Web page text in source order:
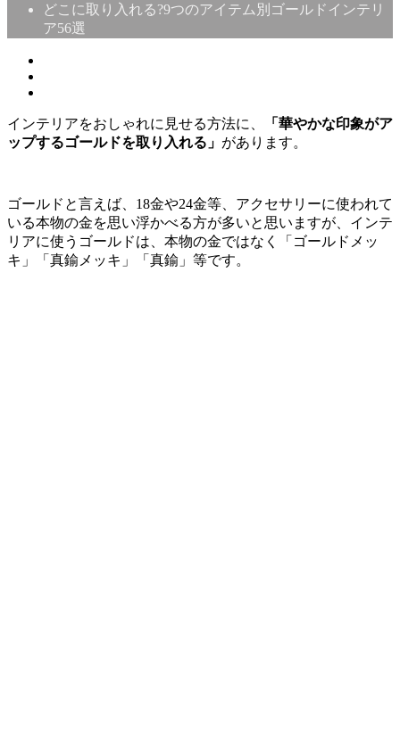
どこに取り入れる?9つのアイテム別ゴールドインテリ
ア56選
インテリアをおしゃれに見せる方法に、
「華やかな印象がア
ップするゴールドを取り入れる」 があります。
ゴールドと言えば、18金や24金等、アクセサリーに使われて
いる本物の金を思い浮かべる方が多いと思いますが、インテ
リアに使うゴールドは、本物の金ではなく「ゴールドメッ
キ」「真鍮メッキ」「真鍮」等です。